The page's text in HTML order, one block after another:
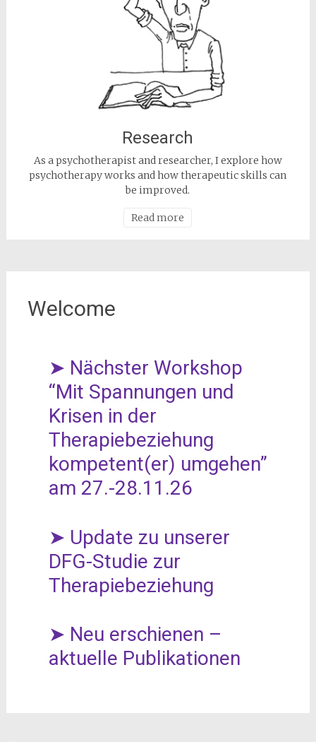
Research
As a psychotherapist and researcher, I explore how
psychotherapy works and how therapeutic skills can
be improved.
Read more
Welcome
➤ Nächster Workshop
“Mit Spannungen und
Krisen in der
Therapiebeziehung
kompetent(er) umgehen”
am 27.-28.11.26
➤ Update zu unserer
DFG-Studie zur
Therapiebeziehung
➤ Neu erschienen –
aktuelle Publikationen